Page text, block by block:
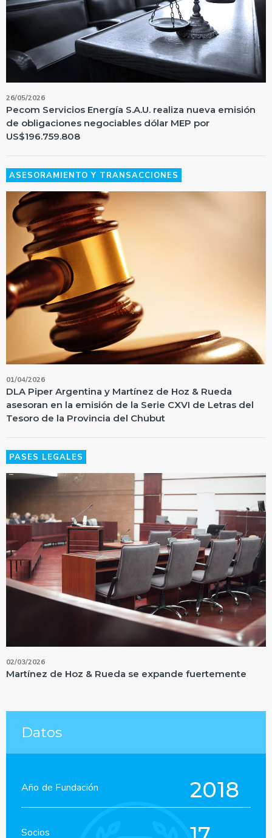
26/05/2026
Pecom Servicios Energía S.A.U. realiza nueva emisión
de obligaciones negociables dólar MEP por
US$196.759.808
ASESORAMIENTO Y TRANSACCIONES
01/04/2026
DLA Piper Argentina y Martínez de Hoz & Rueda
asesoran en la emisión de la Serie CXVI de Letras del
Tesoro de la Provincia del Chubut
PASES LEGALES
02/03/2026
Martínez de Hoz & Rueda se expande fuertemente
Datos
Año de Fundación 2018
Socios